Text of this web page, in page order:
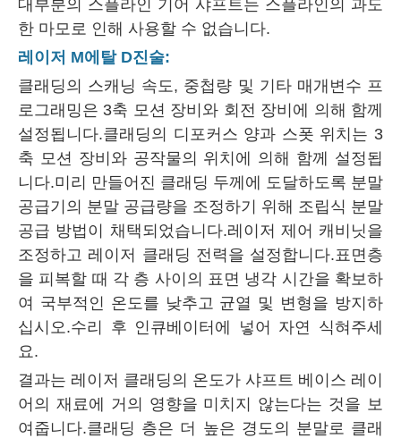
대부분의 스플라인 기어 샤프트는 스플라인의 과도
한 마모로 인해 사용할 수 없습니다.
레이저 M에탈 D진술:
클래딩의 스캐닝 속도, 중첩량 및 기타 매개변수 프
로그래밍은 3축 모션 장비와 회전 장비에 의해 함께
설정됩니다.클래딩의 디포커스 양과 스폿 위치는 3
축 모션 장비와 공작물의 위치에 의해 함께 설정됩
니다.미리 만들어진 클래딩 두께에 도달하도록 분말
공급기의 분말 공급량을 조정하기 위해 조립식 분말
공급 방법이 채택되었습니다.레이저 제어 캐비닛을
조정하고 레이저 클래딩 전력을 설정합니다.표면층
을 피복할 때 각 층 사이의 표면 냉각 시간을 확보하
여 국부적인 온도를 낮추고 균열 및 변형을 방지하
십시오.수리 후 인큐베이터에 넣어 자연 식혀주세
요.
결과는 레이저 클래딩의 온도가 샤프트 베이스 레이
어의 재료에 거의 영향을 미치지 않는다는 것을 보
여줍니다.클래딩 층은 더 높은 경도의 분말로 클래